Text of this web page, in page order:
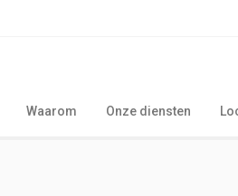
Waarom Onze diensten